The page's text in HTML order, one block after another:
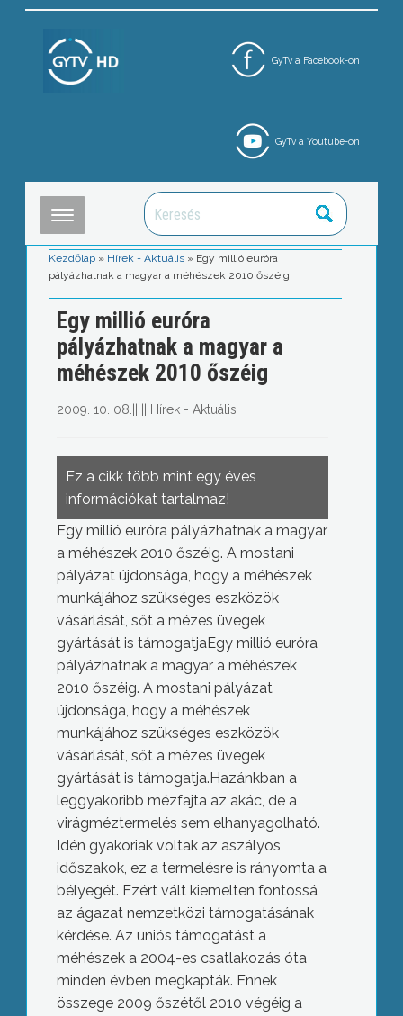
GyTv a Facebook-on
GyTv a Youtube-on
Kezdőlap » Hírek - Aktuális » Egy millió euróra
pályázhatnak a magyar a méhészek 2010 őszéig
Egy millió euróra
pályázhatnak a magyar a
méhészek 2010 őszéig
2009. 10. 08. Hírek - Aktuális
Ez a cikk több mint egy éves
információkat tartalmaz!
Egy millió euróra pályázhatnak a magyar
a méhészek 2010 őszéig. A mostani
pályázat újdonsága, hogy a méhészek
munkájához szükséges eszközök
vásárlását, sőt a mézes üvegek
gyártását is támogatjaEgy millió euróra
pályázhatnak a magyar a méhészek
2010 őszéig. A mostani pályázat
újdonsága, hogy a méhészek
munkájához szükséges eszközök
vásárlását, sőt a mézes üvegek
gyártását is támogatja.Hazánkban a
leggyakoribb mézfajta az akác, de a
virágméztermelés sem elhanyagolható.
Idén gyakoriak voltak az aszályos
időszakok, ez a termelésre is rányomta a
bélyegét. Ezért vált kiemelten fontossá
az ágazat nemzetközi támogatásának
kérdése. Az uniós támogatást a
méhészek a 2004-es csatlakozás óta
minden évben megkapták. Ennek
összege 2009 őszétől 2010 végéig a